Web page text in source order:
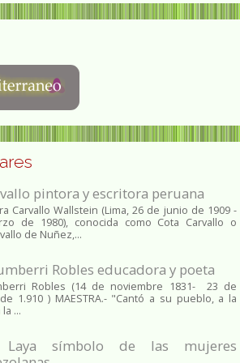
pintora y escritora peruana
Carvallo Wallstein (Lima, 26 de junio de 1909 -
de 1980), conocida como Cota Carvallo o
de Nuñez,...
Robles educadora y poeta
Robles (14 de noviembre 1831- 23 de
1.910 ) MAESTRA.- "Cantó a su pueblo, a la
...
Laya símbolo de las mujeres